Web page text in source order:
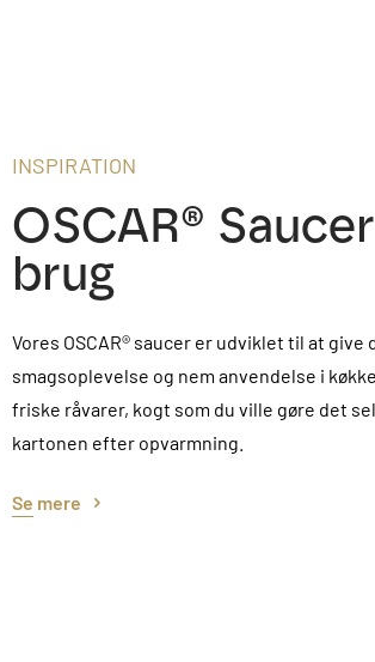
INSPIRATION
OSCAR®
brug
Vores OSCAR® saucer er udviklet til at give
smagsoplevelse og nem anvendelse i
friske råvarer, kogt som du ville gøre det
kartonen efter opvarmning.
Se mere